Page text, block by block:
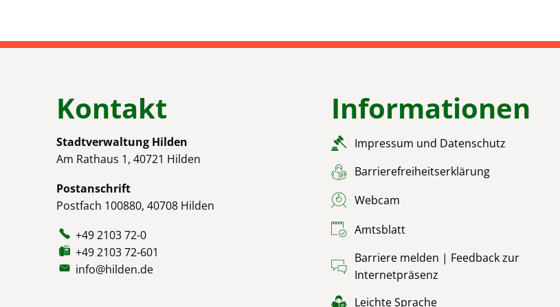
Kontakt
Stadtverwaltung Hilden
Am Rathaus 1, 40721 Hilden
Postanschrift
Postfach 100880, 40708 Hilden
+49 2103 72-0
+49 2103 72-601
info@hilden.de
Informationen
Impressum und Datenschutz
Barrierefreiheitserklärung
Webcam
Amtsblatt
Barriere melden | Feedback zur
Internetpräsenz
Leichte Sprache